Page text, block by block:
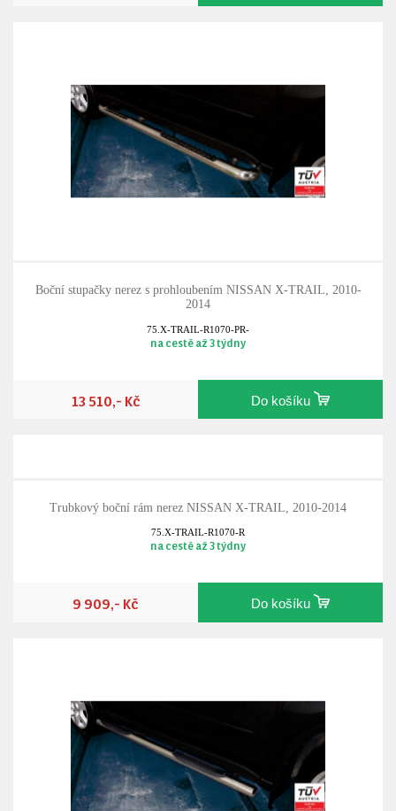
Boční stupačky nerez s prohloubením NISSAN X-TRAIL, 2010-
2014
75.X-TRAIL-R1070-PR-
na cestě až 3 týdny
13 510,- Kč Do košíku
Trubkový boční rám nerez NISSAN X-TRAIL, 2010-2014
75.X-TRAIL-R1070-R
na cestě až 3 týdny
9 909,- Kč Do košíku